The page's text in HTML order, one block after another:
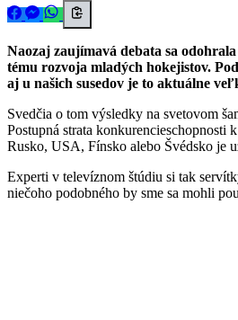
Naozaj zaujímavá debata sa
tému rozvoja mladých hokejistov.
aj u našich susedov je to aktuálne
Svedčia o tom výsledky na svetovom
Postupná strata konkurencieschopnosti
Rusko, USA, Fínsko alebo Švédsko je
Experti v televíznom štúdiu si tak
niečoho podobného by sme sa mohli